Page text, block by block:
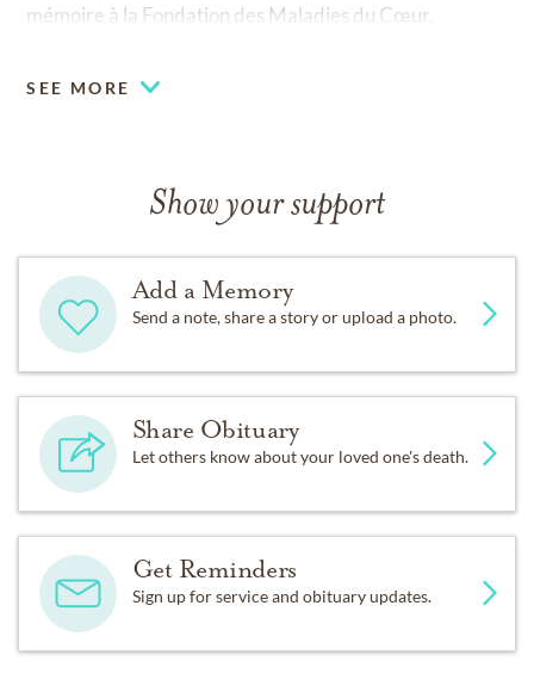
mémoire à la Fondation des Maladies du Cœur.
Les arrangements funéraires sont confiés aux soins du
maher.fh@nb.aibn.com
SEE MORE
Show your support
Add a Memory
Send a note, share a story or upload a photo.
Share Obituary
Let others know about your loved one's death.
Get Reminders
Sign up for service and obituary updates.